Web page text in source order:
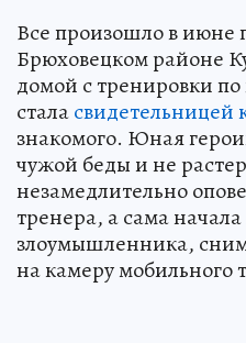
Все произошло в июне
Брюховецком районе
домой с тренировки
сталасвидетельницей
знакомого. Юная
чужой беды и не
незамедлительно
тренера, а сама начала
злоумышленника,
на камеру мобильного